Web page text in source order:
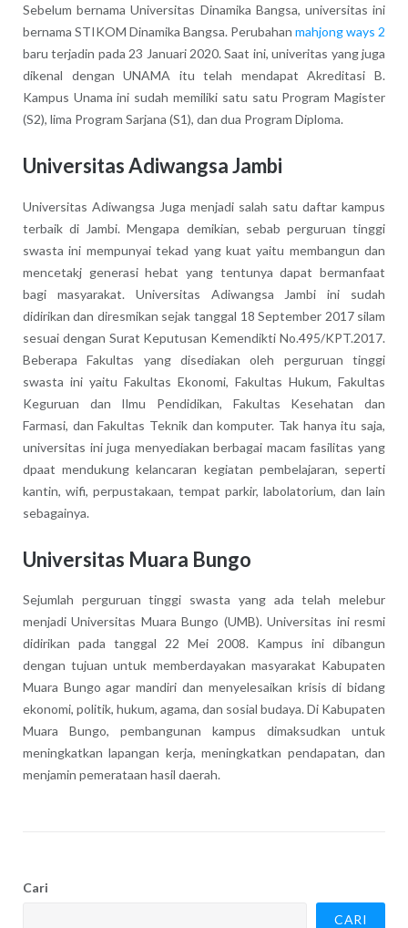
Sebelum bernama Universitas Dinamika Bangsa, universitas ini
bernama STIKOM Dinamika Bangsa. Perubahanmahjong ways 2
baru terjadin pada 23 Januari 2020. Saat ini, univeritas yang juga
dikenal dengan UNAMA itu telah mendapat Akreditasi B.
Kampus Unama ini sudah memiliki satu satu Program Magister
(S2), lima Program Sarjana (S1), dan dua Program Diploma.
Universitas Adiwangsa Jambi
Universitas Adiwangsa Juga menjadi salah satu daftar kampus
terbaik di Jambi. Mengapa demikian, sebab perguruan tinggi
swasta ini mempunyai tekad yang kuat yaitu membangun dan
mencetakj generasi hebat yang tentunya dapat bermanfaat
bagi masyarakat. Universitas Adiwangsa Jambi ini sudah
didirikan dan diresmikan sejak tanggal 18 September 2017 silam
sesuai dengan Surat Keputusan Kemendikti No.495/KPT.2017.
Beberapa Fakultas yang disediakan oleh perguruan tinggi
swasta ini yaitu Fakultas Ekonomi, Fakultas Hukum, Fakultas
Keguruan dan Ilmu Pendidikan, Fakultas Kesehatan dan
Farmasi, dan Fakultas Teknik dan komputer. Tak hanya itu saja,
universitas ini juga menyediakan berbagai macam fasilitas yang
dpaat mendukung kelancaran kegiatan pembelajaran, seperti
kantin, wifi, perpustakaan, tempat parkir, labolatorium, dan lain
sebagainya.
Universitas Muara Bungo
Sejumlah perguruan tinggi swasta yang ada telah melebur
menjadi Universitas Muara Bungo (UMB). Universitas ini resmi
didirikan pada tanggal 22 Mei 2008. Kampus ini dibangun
dengan tujuan untuk memberdayakan masyarakat Kabupaten
Muara Bungo agar mandiri dan menyelesaikan krisis di bidang
ekonomi, politik, hukum, agama, dan sosial budaya. Di Kabupaten
Muara Bungo, pembangunan kampus dimaksudkan untuk
meningkatkan lapangan kerja, meningkatkan pendapatan, dan
menjamin pemerataan hasil daerah.
Cari
CARI